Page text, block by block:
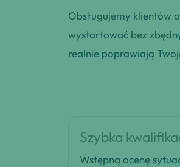
Obsługujemy klientów
wystartować bez
realnie poprawiają
Szybka
Wstępną ocenę